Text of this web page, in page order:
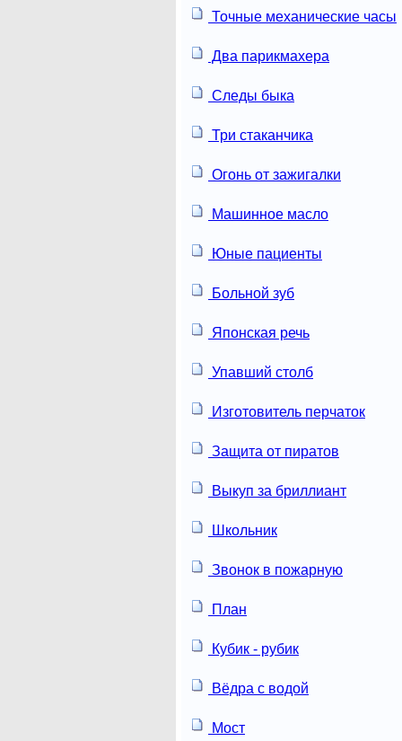
Точные механические часы
Два парикмахера
Следы быка
Три стаканчика
Огонь от зажигалки
Машинное масло
Юные пациенты
Больной зуб
Японская речь
Упавший столб
Изготовитель перчаток
Защита от пиратов
Выкуп за бриллиант
Школьник
Звонок в пожарную
План
Кубик - рубик
Вёдра с водой
Мост